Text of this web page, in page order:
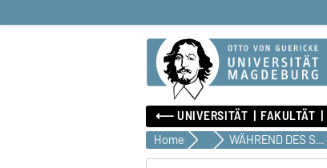
⟵ UNIVERSITÄT FAKULTÄT
Home Studium WÄHREND DES STUDIUMS